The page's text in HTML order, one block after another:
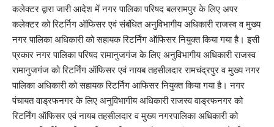
कलेक्टर द्वारा जारी आदेश में नगर पालिका परिषद बलरामपुर के लिए अपर
कलेक्टर को रिटर्निग ऑफिसर एवं संबंधित अनुविभागीय अधिकारी राजस्व व मुख्य
नगर पालिका अधिकारी को सहायक रिटर्निंग ऑफिसर नियुक्त किया गया है। इसी
प्रकार नगर पालिका परिषद रामानुजगंज के लिए अनुविभागीय अधिकारी राजस्व
रामानुजगंज को रिटर्निंग ऑफिसर एवं नायब तहसीलदार रामचंद्रपुर व मुख्य नगर
पालिका अधिकारी को सहायक रिटर्निंग आफिसर नियुक्त किया गया है। नगर
पंचायत वाड्रफनगर के लिए अनुविभागीय अधिकारी राजस्व वाड्रफनगर को
रिटर्निंग ऑफिसर एवं नायब तहसीलदार व मुख्य नगरपालिका अधिकारी को